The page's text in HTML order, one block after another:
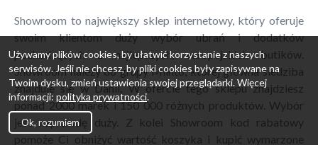
Showroom to największy sklep internetowy, który oferuje
swoim klientom duży wybór ubrań i dodatków
pochodzących z najlepszych, europejskich butików.
Showroom należy do grupy Miinto, której główna siedziba
znajduje się w Danii. W ofercie tego sklepu znajdziesz
ponad 2000 marek i 150 000 różnych produktów. Wybór
jest naprawdę duży. Z kolei Showroom kod rabatowy
pomoże Ci obniżyć wartość koszyka i kupić wymarzone
Używamy plików cookies, by ułatwić korzystanie z naszych
serwisów. Jeśli nie chcesz, by pliki cookies były zapisywane na
Twoim dysku, zmień ustawienia swojej przeglądarki. Więcej
informacji: polityka prywatności.
Ok, rozumiem